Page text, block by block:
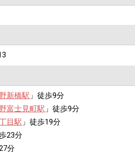
新橋駅 」徒歩9分
富士見町駅 」徒歩9分
目駅 」徒歩19分
23分
分